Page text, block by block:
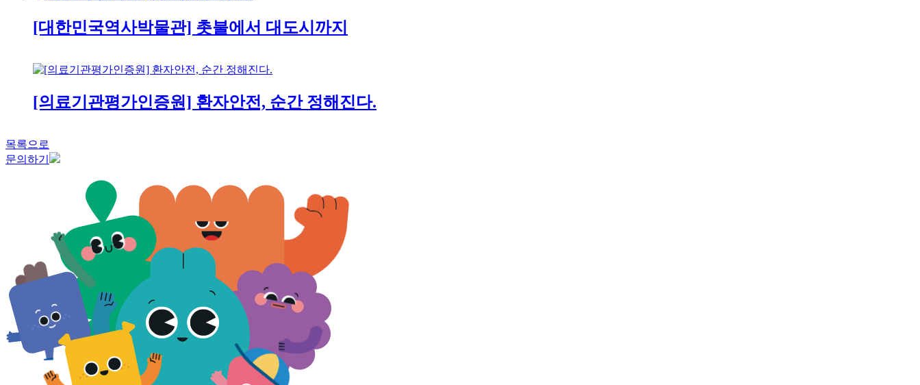
[대한민국역사박물관] 촛불에서 대도시까지
[의료기관평가인증원] 환자안전, 순간 정해진다.
목록으로
문의하기